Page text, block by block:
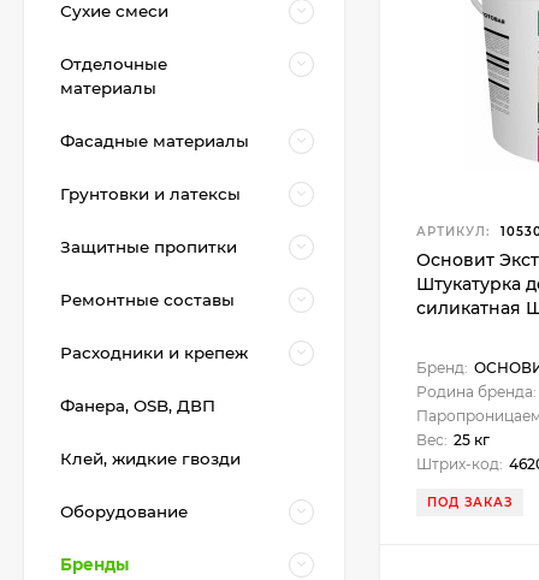
АРТИКУЛ:
Основит
Штукатурка
силикатная
Бренд:
Родина бренда:
Вес: 25 кг
Штрих-код:
ПОД ЗАКАЗ
Сухие смеси
Отделочные
материалы
Фасадные материалы
Грунтовки и латексы
Защитные пропитки
Ремонтные составы
Расходники и крепеж
Фанера, OSB, ДВП
Клей, жидкие гвозди
Оборудование
Бренды
для плитки 1 мм 100
Грунтовка глубокого
проникновения, 10 л.